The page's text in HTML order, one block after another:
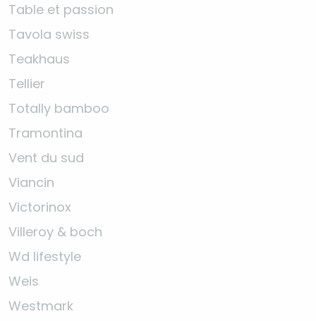
Table et passion
Tavola swiss
Teakhaus
Tellier
Totally bamboo
Tramontina
Vent du sud
Viancin
Victorinox
Villeroy & boch
Wd lifestyle
Weis
Westmark